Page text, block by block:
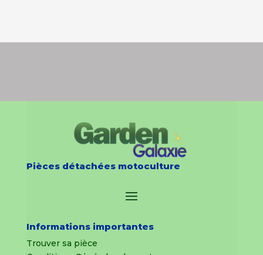
Pièces détachées motoculture
Informations importantes
Trouver sa pièce